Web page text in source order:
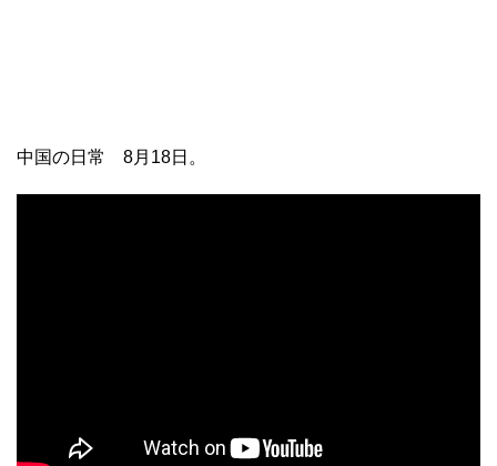
中国の日常 8月18日。